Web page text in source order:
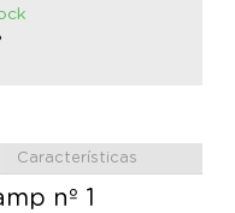
Características
nº 1